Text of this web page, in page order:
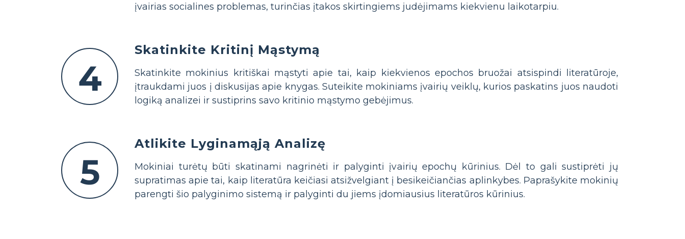
įvairias socialines problemas, turinčias įtakos skirtingiems judėjimams kiekvienu laikotarpiu.
4
Skatinkite Kritinį Mąstymą
Skatinkite mokinius kritiškai mąstyti apie tai, kaip kiekvienos epochos bruožai atsispindi literatūroje,
įtraukdami juos į diskusijas apie knygas. Suteikite mokiniams įvairių veiklų, kurios paskatins juos naudoti
logiką analizei ir sustiprins savo kritinio mąstymo gebėjimus.
5
Atlikite Lyginamąją Analizę
Mokiniai turėtų būti skatinami nagrinėti ir palyginti įvairių epochų kūrinius. Dėl to gali sustiprėti jų
supratimas apie tai, kaip literatūra keičiasi atsižvelgiant į besikeičiančias aplinkybes. Paprašykite mokinių
parengti šio palyginimo sistemą ir palyginti du jiems įdomiausius literatūros kūrinius.